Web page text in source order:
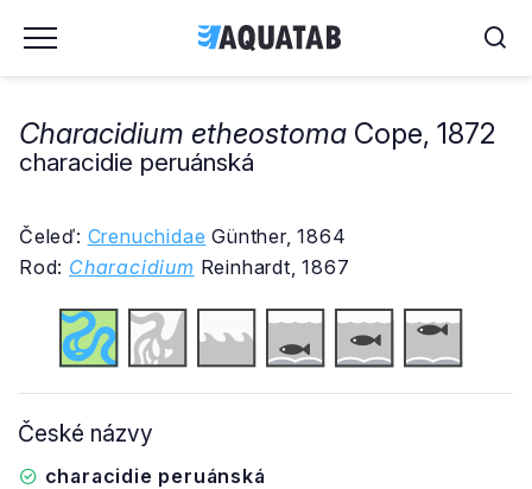
Characidium etheostoma Cope, 1872
characidie peruánská
Čeleď: Crenuchidae Günther, 1864
Rod: Characidium Reinhardt, 1867
České názvy
characidie peruánská